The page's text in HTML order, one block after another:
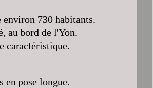
environ 730 habitants.
au bord de l'Yon.
caractéristique.
en pose longue.